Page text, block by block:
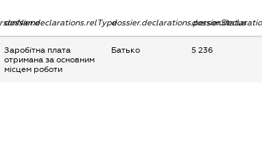
dossier.declarations.relTypedossier.declarations.personStatus
Заробітна плата
отримана за основним
місцем роботи
Батько 5 236